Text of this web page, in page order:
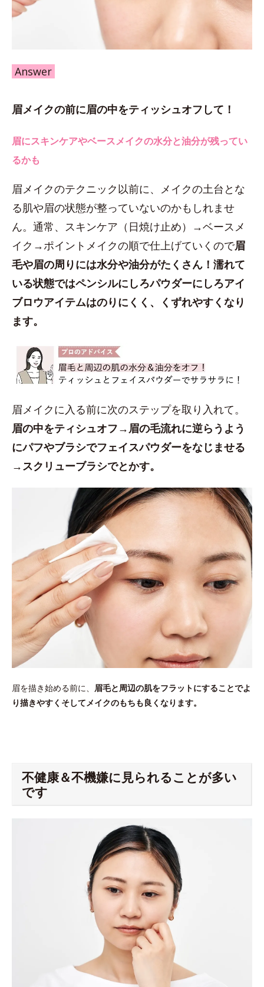
Answer
眉メイクの前に眉の中をティッシュオフして！
眉にスキンケアやベースメイクの水分と油分が残ってい
るかも
眉メイクのテクニック以前に、メイクの土台とな
る肌や眉の状態が整っていないのかもしれませ
ん。通常、スキンケア（日焼け止め）→ベースメ
イク→ポイントメイクの順で仕上げていくので眉
毛や眉の周りには水分や油分がたくさん！濡れて
いる状態ではペンシルにしろパウダーにしろアイ
ブロウアイテムはのりにくく、くずれやすくなり
ます。
眉メイクに入る前に次のステップを取り入れて。
眉の中をティシュオフ→眉の毛流れに逆らうよう
にパフやブラシでフェイスパウダーをなじませる
→スクリューブラシでとかす。
眉を描き始める前に、 眉毛と周辺の肌をフラットにすることでよ
り描きやすくそしてメイクのもちも良くなります。
不健康＆不機嫌に見られることが多い
です